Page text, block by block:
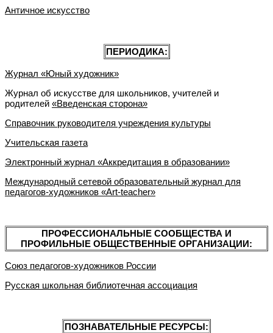
Античное искусство
ПЕРИОДИКА:
Журнал «Юный художник»
Журнал об искусстве для школьников, учителей и
родителей «Введенская сторона»
Справочник руководителя учреждения культуры
Учительская газета
Электронный журнал «Аккредитация в образовании»
Международный сетевой образовательный журнал для
педагогов-художников «Аrt-teacher»
ПРОФЕССИОНАЛЬНЫЕ СООБЩЕСТВА И
ПРОФИЛЬНЫЕ ОБЩЕСТВЕННЫЕ ОРГАНИЗАЦИИ:
Союз педагогов-художников России
Русская школьная библиотечная ассоциация
ПОЗНАВАТЕЛЬНЫЕ РЕСУРСЫ: